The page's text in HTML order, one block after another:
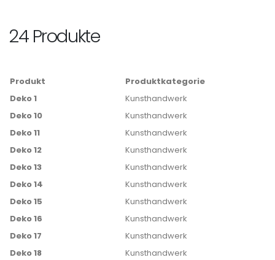
24 Produkte
Produkt
Produktkategorie
Deko 1
Kunsthandwerk
Deko 10
Kunsthandwerk
Deko 11
Kunsthandwerk
Deko 12
Kunsthandwerk
Deko 13
Kunsthandwerk
Deko 14
Kunsthandwerk
Deko 15
Kunsthandwerk
Deko 16
Kunsthandwerk
Deko 17
Kunsthandwerk
Deko 18
Kunsthandwerk